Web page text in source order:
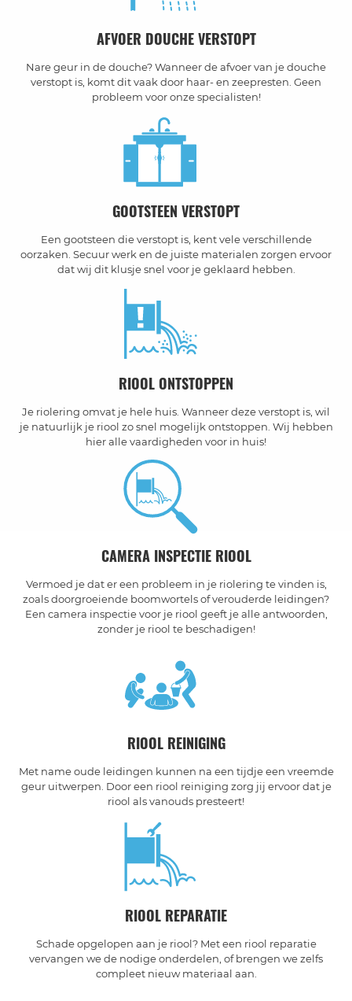
AFVOER DOUCHE VERSTOPT
Nare geur in de douche? Wanneer de afvoer van je douche
verstopt is, komt dit vaak door haar- en zeepresten. Geen
probleem voor onze specialisten!
GOOTSTEEN VERSTOPT
Een gootsteen die verstopt is, kent vele verschillende
oorzaken. Secuur werk en de juiste materialen zorgen ervoor
dat wij dit klusje snel voor je geklaard hebben.
RIOOL ONTSTOPPEN
Je riolering omvat je hele huis. Wanneer deze verstopt is, wil
je natuurlijk je riool zo snel mogelijk ontstoppen. Wij hebben
hier alle vaardigheden voor in huis!
CAMERA INSPECTIE RIOOL
Vermoed je dat er een probleem in je riolering te vinden is,
zoals doorgroeiende boomwortels of verouderde leidingen?
Een camera inspectie voor je riool geeft je alle antwoorden,
zonder je riool te beschadigen!
RIOOL REINIGING
Met name oude leidingen kunnen na een tijdje een vreemde
geur uitwerpen. Door een riool reiniging zorg jij ervoor dat je
riool als vanouds presteert!
RIOOL REPARATIE
Schade opgelopen aan je riool? Met een riool reparatie
vervangen we de nodige onderdelen, of brengen we zelfs
compleet nieuw materiaal aan.